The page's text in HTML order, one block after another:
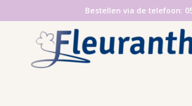
Bestellen via de telefoon: